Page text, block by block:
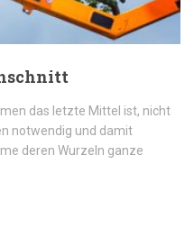
das letzte Mittel ist, nicht
notwendig und damit
deren Wurzeln ganze